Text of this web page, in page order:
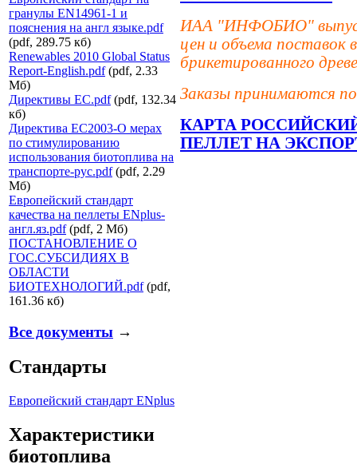
гранулы EN14961-1 и
пояснения на англ языке.pdf
(pdf, 289.75 кб)
Renewables 2010 Global Status
Report-English.pdf(pdf, 2.33
Мб)
Директивы ЕС.pdf(pdf, 132.34
кб)
Директива ЕС2003-О мерах
по стимулированию
использования биотоплива на
транспорте-рус.pdf(pdf, 2.29
Мб)
Европейский стандарт
качества на пеллеты ENplus-
англ.яз.pdf(pdf, 2 Мб)
ПОСТАНОВЛЕНИЕ О
ГОС.СУБСИДИЯХ В
ОБЛАСТИ
БИОТЕХНОЛОГИЙ.pdf(pdf,
161.36 кб)
Все документы →
Стандарты
Европейский стандарт ENplus
Характеристики
биотоплива
ИАА "ИНФОБИО"
цен и объема
брикетированного
Заказы принимаются
КАРТА
ПЕЛЛЕТ НА